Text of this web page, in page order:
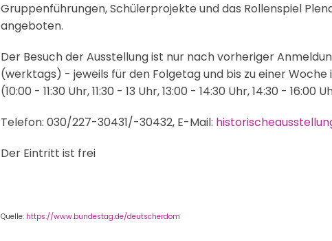
Gruppenführungen, Schülerprojekte und das Rollenspiel
angeboten.
Der Besuch der Ausstellung ist nur nach vorheriger
(werktags) - jeweils für den Folgetag und bis zu einer
(10:00 - 11:30 Uhr, 11:30 - 13 Uhr, 13:00 - 14:30 Uhr, 14:30 - 16:00
Telefon: 030/227-30431/-30432, E-Mail:
Der Eintritt ist frei
Quelle: https://www.bundestag.de/deutscherdom